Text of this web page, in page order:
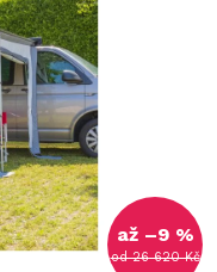
od 26 620 Kč
až –9 %